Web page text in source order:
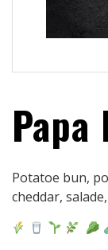
Potatoe bun,
cheddar,